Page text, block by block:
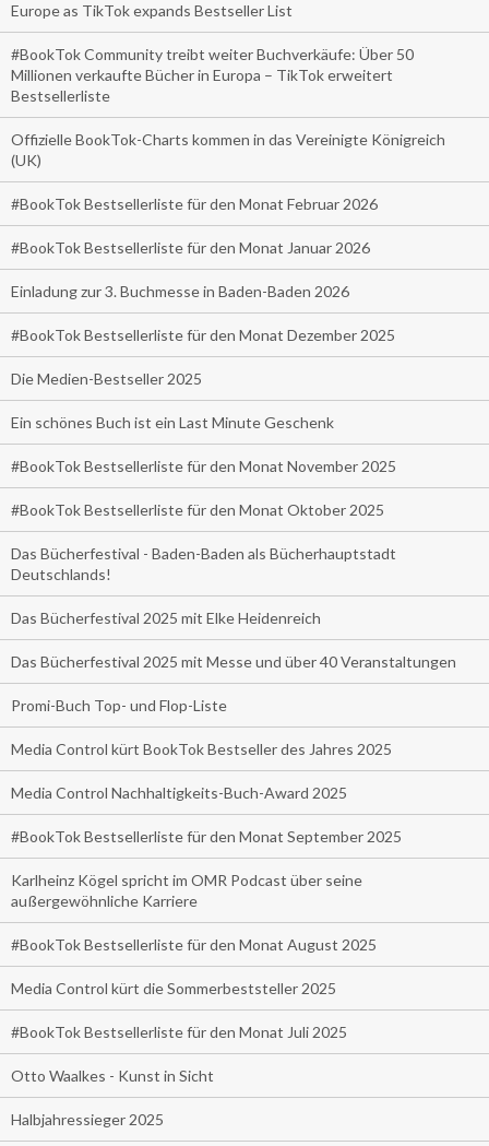
Europe as TikTok expands Bestseller List
#BookTok Community treibt weiter Buchverkäufe: Über 50
Millionen verkaufte Bücher in Europa – TikTok erweitert
Bestsellerliste
Offizielle BookTok-Charts kommen in das Vereinigte Königreich
(UK)
#BookTok Bestsellerliste für den Monat Februar 2026
#BookTok Bestsellerliste für den Monat Januar 2026
Einladung zur 3. Buchmesse in Baden-Baden 2026
#BookTok Bestsellerliste für den Monat Dezember 2025
Die Medien-Bestseller 2025
Ein schönes Buch ist ein Last Minute Geschenk
#BookTok Bestsellerliste für den Monat November 2025
#BookTok Bestsellerliste für den Monat Oktober 2025
Das Bücherfestival - Baden-Baden als Bücherhauptstadt
Deutschlands!
Das Bücherfestival 2025 mit Elke Heidenreich
Das Bücherfestival 2025 mit Messe und über 40 Veranstaltungen
Promi-Buch Top- und Flop-Liste
Media Control kürt BookTok Bestseller des Jahres 2025
Media Control Nachhaltigkeits-Buch-Award 2025
#BookTok Bestsellerliste für den Monat September 2025
Karlheinz Kögel spricht im OMR Podcast über seine
außergewöhnliche Karriere
#BookTok Bestsellerliste für den Monat August 2025
Media Control kürt die Sommerbeststeller 2025
#BookTok Bestsellerliste für den Monat Juli 2025
Otto Waalkes - Kunst in Sicht
Halbjahressieger 2025